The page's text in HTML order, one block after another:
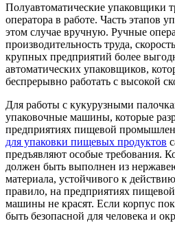
Полуавтоматические упаковщики
оператора в работе. Часть этапов
этом случае вручную. Ручные
производительность труда,
крупных предприятий более
автоматических упаковщиков,
беспрерывно работать с высокой
Для работы с кукурузными
упаковочные машины, которые
предприятиях пищевой
для упаковки пищевых продуктов
предъявляют особые требования.
должен быть выполнен из
материала, устойчивого к
правило, на предприятиях
машины не красят. Если корпус
быть безопасной для человека и